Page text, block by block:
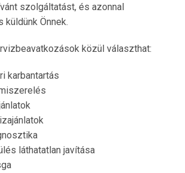
szolgáltatást, és azonnal
Önnek.
közül választhat:
karbantartás
láthatatlan javítása